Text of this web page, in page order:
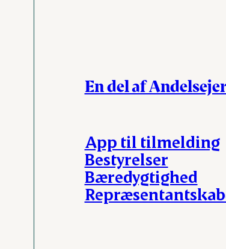
En del af
App til tilmelding
Bestyrelser
Bæredygtighed